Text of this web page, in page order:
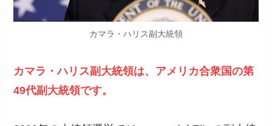
カマラ・ハリス副大統領
カマラ・ハリス副大統領は、アメリカ合衆国の第
49代副大統領です。